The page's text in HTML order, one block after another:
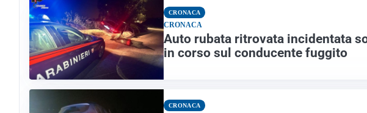
CRONACA
CRONACA
Auto rubata ritrovata incidentata
in corso sul conducente fuggito
CRONACA